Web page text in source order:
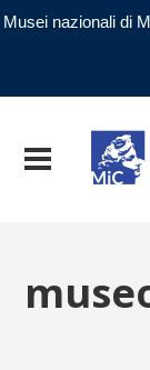
Musei nazionali di